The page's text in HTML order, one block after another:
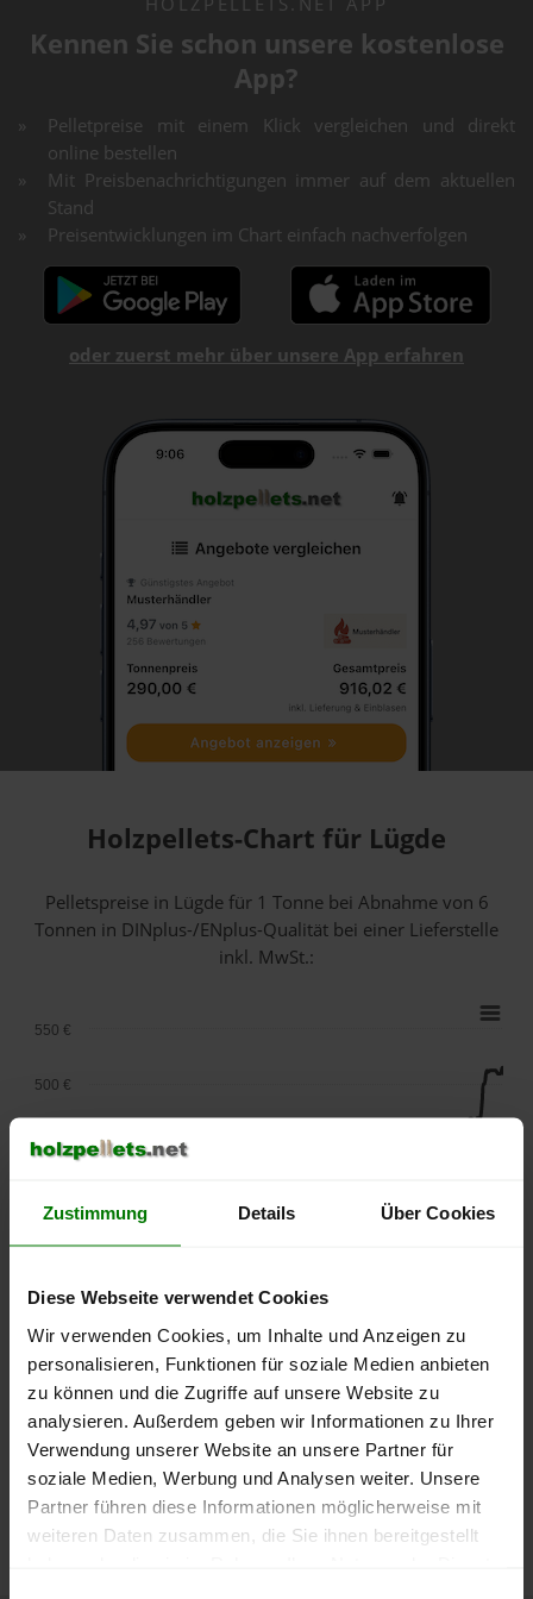
Zustimmung Details Über Cookies
Diese Webseite verwendet Cookies
Wir verwenden Cookies, um Inhalte und Anzeigen zu
personalisieren, Funktionen für soziale Medien anbieten
zu können und die Zugriffe auf unsere Website zu
analysieren. Außerdem geben wir Informationen zu Ihrer
Verwendung unserer Website an unsere Partner für
soziale Medien, Werbung und Analysen weiter. Unsere
Partner führen diese Informationen möglicherweise mit
weiteren Daten zusammen, die Sie ihnen bereitgestellt
Kennen Sie schon unsere kostenlose
App?
Pelletpreise mit einem Klick vergleichen und direkt
online bestellen
Mit Preisbenachrichtigungen immer auf dem aktuellen
Stand
Preisentwicklungen im Chart einfach nachverfolgen
oder zuerst mehr über unsere App erfahren
Holzpellets-Chart für Lügde
Pelletspreise in Lügde für 1 Tonne bei Abnahmevon 6
Tonnen in DINplus-/ENplus-Qualität bei einer Lieferstelle
inkl. MwSt.:
lose Ware Sackware
September
2025
Januar
2026
Mai
2026
250 €
300 €
350 €
450 €
500 €
550 €
Die aktuelle Preisentwicklung für Holzpellets in Deutschland
können Sie jederzeit auf unsererPelletspreise-Seite
nachvollziehen.